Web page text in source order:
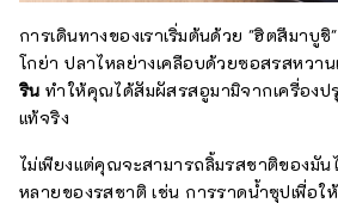
การเดินทางของเราเริ่มต้นด้วย "ฮิตสึมาบู
โกย่า ปลาไหลย่างเคลือบด้วยซอสรสหวา
ริน ทำให้คุณได้สัมผัสรสอูมามิจากเครื่องป
แท้จริง
ไม่เพียงแต่คุณจะสามารถลิ้มรสชาติของมัน
หลายของรสชาติ เช่น การราดน้ำซุปเพื่อใ